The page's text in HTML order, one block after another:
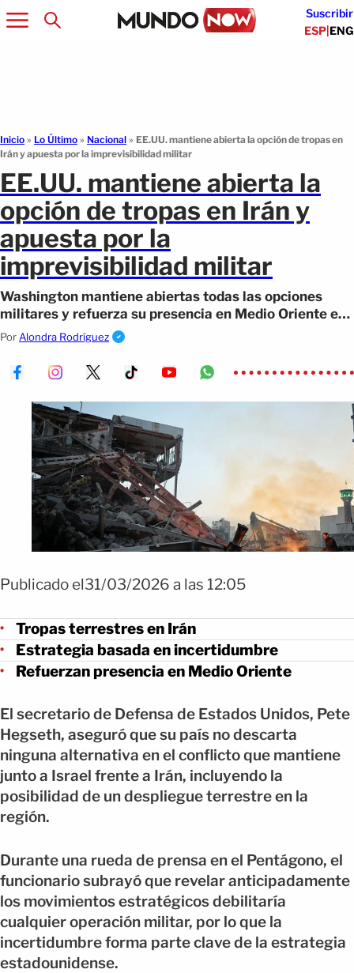
Suscribir
ESP|ENG
Inicio » Lo Último » Nacional » EE.UU. mantiene abierta la opción de tropas en
Irán y apuesta por la imprevisibilidad militar
EE.UU. mantiene abierta la
opción de tropas en Irán y
apuesta por la
imprevisibilidad militar
Washington mantiene abiertas todas las opciones
militares y refuerza su presencia en Medio Oriente en
plena escalada.
Por Alondra Rodríguez
Publicado el31/03/2026 a las 12:05
Tropas terrestres en Irán
Estrategia basada en incertidumbre
Refuerzan presencia en Medio Oriente
El secretario de Defensa de Estados Unidos, Pete
Hegseth, aseguró que su país no descarta
ninguna alternativa en el conflicto que mantiene
junto a Israel frente a Irán, incluyendo la
posibilidad de un despliegue terrestre en la
región.
Durante una rueda de prensa en el Pentágono, el
funcionario subrayó que revelar anticipadamente
los movimientos estratégicos debilitaría
cualquier operación militar, por lo que la
incertidumbre forma parte clave de la estrategia
estadounidense.